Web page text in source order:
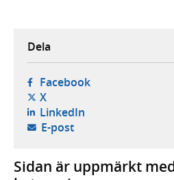
Dela
Facebook- öppnas i ny
X- öppnas i ny flik, extern
LinkedIn- öppnas i ny
E-post- öppnar din e-
Sidan är uppmärkt